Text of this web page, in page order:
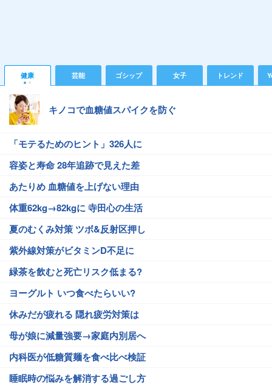
健康 芸能 ゴシップ 女子 トレンド
キノコで血糖値スパイクを防ぐ
「モテるためのヒント」326人に
容姿と寿命 28年追跡で見えた差
あたりめ 血糖値を上げない理由
体重62kg→82kgに 寺田心の生活
夏のむくみ対策 ツボ&反射区押し
紫外線対策がビタミンD不足に
緑茶を飲むと死亡リスク低まる?
ヨーグルト いつ食べたらいい?
休みだが疲れる 隠れ疲労対策は
母が娘に減量強要→家庭内別居へ
内科医が低糖質麺を食べ比べ検証
睡眠時の悩みを解消する過ごし方